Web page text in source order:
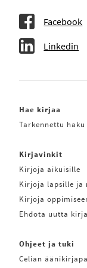
Facebook
Linkedin
Hae kirjaa
Tarkennettu haku
Kirjavinkit
Kirjoja aikuisille
Kirjoja lapsille ja
Kirjoja
Ehdota uutta
Ohjeet ja tuki
Celian